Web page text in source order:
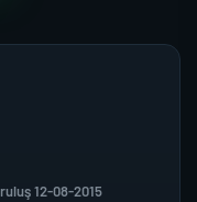
12-08-2015